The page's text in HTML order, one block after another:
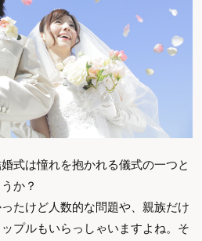
式は憧れを抱かれる儀式の一つと
か？
たけど人数的な問題や、親族だけ
プルもいらっしゃいますよね。そ